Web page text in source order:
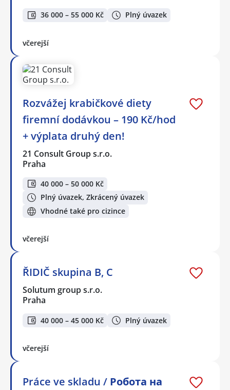
36 000 – 55 000 Kč Plný úvazek
včerejší
Rozvážej krabičkové diety
firemní dodávkou – 190 Kč/hod
+ výplata druhý den!
21 Consult Group s.r.o.
Praha
40 000 – 50 000 Kč
Plný úvazek, Zkrácený úvazek
Vhodné také pro cizince
včerejší
ŘIDIČ skupina B, C
Solutum group s.r.o.
Praha
40 000 – 45 000 Kč Plný úvazek
včerejší
Práce ve skladu / Робота на